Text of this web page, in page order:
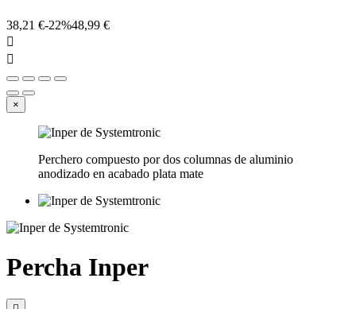
38,21 €-22%48,99 €


×
Perchero compuesto por dos columnas de aluminio
anodizado en acabado plata mate
Percha Inper